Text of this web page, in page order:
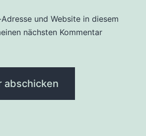
und Website in diesem
nächsten Kommentar